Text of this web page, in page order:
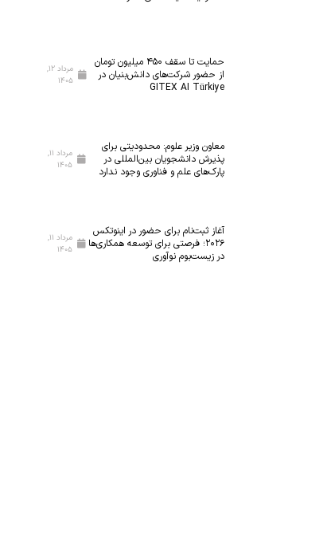
حمایت تا سقف ۴۵۰ میلیون تومان
از حضور شرکت‌های دانش‌بنیان در
GITEX AI Türkiye
مرداد ۱۲,
۱۴۰۵
معاون وزیر علوم: محدودیتی برای
پذیرش دانشجویان بین‌المللی در
پارک‌های علم و فناوری وجود ندارد
مرداد ۱۱,
۱۴۰۵
آغاز ثبت‌نام برای حضور در اینوتکس
۲۰۲۶؛ فرصتی برای توسعه همکاری‌ها
در زیست‌بوم نوآوری
مرداد ۱۱,
۱۴۰۵